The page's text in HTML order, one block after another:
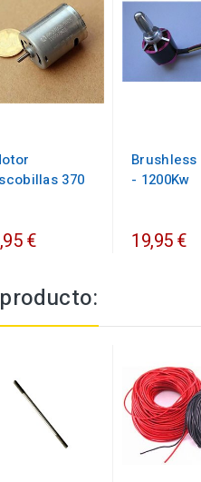
370
€
Brushless
- 1200Kw
19,95 €